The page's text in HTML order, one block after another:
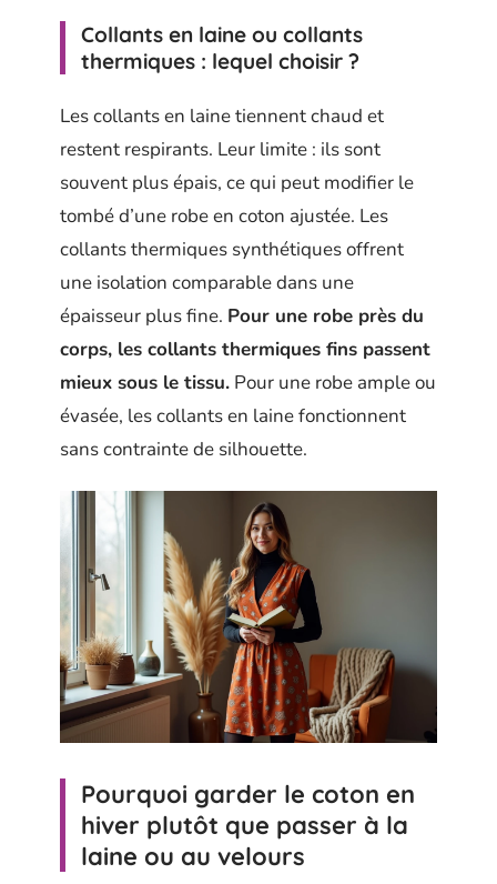
Collants en laine ou collants
thermiques : lequel choisir ?
Les collants en laine tiennent chaud et
restent respirants. Leur limite : ils sont
souvent plus épais, ce qui peut modifier le
tombé d’une robe en coton ajustée. Les
collants thermiques synthétiques offrent
une isolation comparable dans une
épaisseur plus fine. Pour une robe près du
corps, les collants thermiques fins passent
mieux sous le tissu. Pour une robe ample ou
évasée, les collants en laine fonctionnent
sans contrainte de silhouette.
Pourquoi garder le coton en
hiver plutôt que passer à la
laine ou au velours